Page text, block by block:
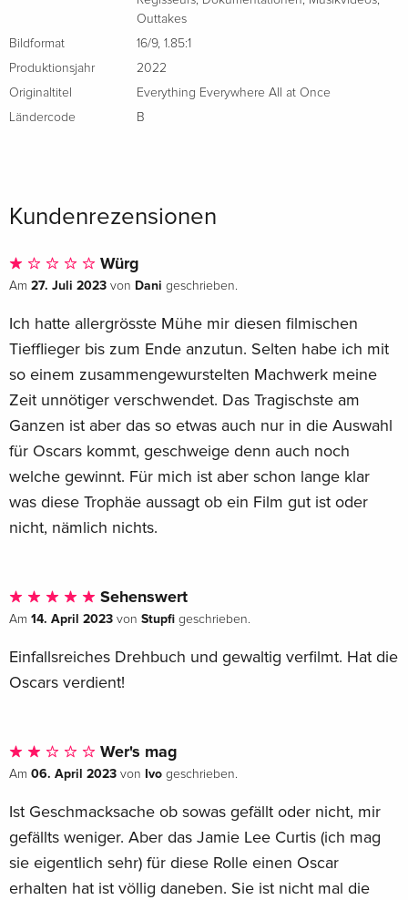
Outtakes
Bildformat
16/9, 1.85:1
Produktionsjahr
2022
Originaltitel
Everything Everywhere All at Once
Ländercode
B
Kundenrezensionen
Würg
Am 27. Juli 2023 von Dani geschrieben.
Ich hatte allergrösste Mühe mir diesen filmischen
Tiefflieger bis zum Ende anzutun. Selten habe ich mit
so einem zusammengewurstelten Machwerk meine
Zeit unnötiger verschwendet. Das Tragischste am
Ganzen ist aber das so etwas auch nur in die Auswahl
für Oscars kommt, geschweige denn auch noch
welche gewinnt. Für mich ist aber schon lange klar
was diese Trophäe aussagt ob ein Film gut ist oder
nicht, nämlich nichts.
Sehenswert
Am 14. April 2023 von Stupfi geschrieben.
Einfallsreiches Drehbuch und gewaltig verfilmt. Hat die
Oscars verdient!
Wer's mag
Am 06. April 2023 von Ivo geschrieben.
Ist Geschmacksache ob sowas gefällt oder nicht, mir
gefällts weniger. Aber das Jamie Lee Curtis (ich mag
sie eigentlich sehr) für diese Rolle einen Oscar
erhalten hat ist völlig daneben. Sie ist nicht mal die